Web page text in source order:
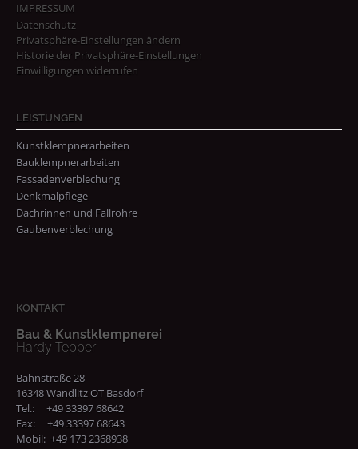
IMPRESSUM
Datenschutz
Privatsphäre-Einstellungen ändern
Historie der Privatsphäre-Einstellungen
Einwilligungen widerrufen
LEISTUNGEN
Kunstklempnerarbeiten
Bauklempnerarbeiten
Fassadenverblechung
Denkmalpflege
Dachrinnen und Fallrohre
Gaubenverblechung
KONTAKT
Bau & Kunstklempnerei
Hardy Tepper
Bahnstraße 28
16348 Wandlitz OT Basdorf
Tel.: +49 33397 68642
Fax: +49 33397 68643
Mobil: +49 173 2368938